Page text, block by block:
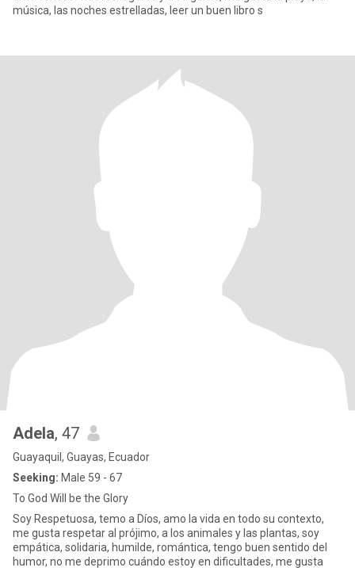
música, las noches estrelladas, leer un buen libro s
Adela, 47
Guayaquil, Guayas, Ecuador
Seeking: Male 59 - 67
To God Will be the Glory
Soy Respetuosa, temo a Díos, amo la vida en todo su contexto,
me gusta respetar al prójimo, a los animales y las plantas, soy
empática, solidaria, humilde, romántica, tengo buen sentido del
humor, no me deprimo cuándo estoy en dificultades, me gusta